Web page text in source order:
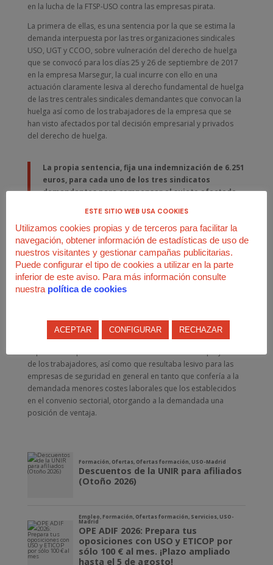
en la lucha de la FTSP-USO contra las empresas pirata.
La primera de ellas, es una sentencia por la que se estima la
demanda interpuesta por las tres organizaciones sindicales
USO, UGT y CCOO, sobre vulneración del derecho de huelga
que se convocó para los días 25 y 26 de septiembre de 2017
en la empresa Marsegur, la cual incurre con ello en una
actuación claramente lesiva al derecho fundamental de huelga
de las tres centrales sindicales demandantes que convocan la
huelga así como de los trabajadores de la empresa que se
han visto afectados por tal decisión empresarial y privados
del derecho de huelga.
La propia sentencia, fija una indemnización de 6.251
euros, para cada uno de los tres sindicatos
demandantes para compensar al sujeto afectado
Por otro lado, el Tribunal Supremo ha declarado la nulidad del
Primer Convenio Colectivo de la empresa Marsegur, por
entender que la Comisión Negociadora no se hallaba
válidamente constituida por cuanto sus integrantes no
ostentaban la condición de representantes unitarios y
sindicales de los trabajadores, no cumpliendo con el principio
los trabajadores de la empresa.
Además, se estimaba que las tablas salariales eran nulas por
de los trabajadores, así como que resultaba lesivo para las
empresas de seguridad en general en tanto que confería a la
demandada menores costes laborales que los establecidos
en el convenio sectorial, otorgando a la demandada una
posición de ventaja.
ESTE SITIO WEB USA COOKIES
Utilizamos cookies propias y de terceros para facilitar la
navegación, obtener información de estadísticas de uso de
nuestros visitantes y gestionar campañas publicitarias.
Puede configurar el tipo de cookies a utilizar en la parte
inferior de este aviso. Para más información consulte
nuestra política de cookies
ACEPTAR CONFIGURAR RECHAZAR